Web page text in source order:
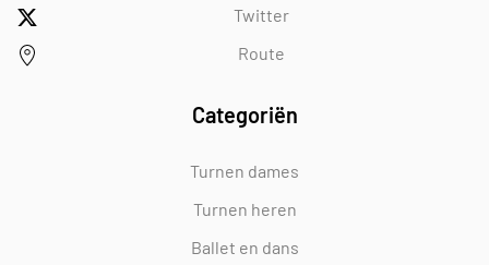
Twitter
Route
Categoriën
Turnen dames
Turnen heren
Ballet en dans